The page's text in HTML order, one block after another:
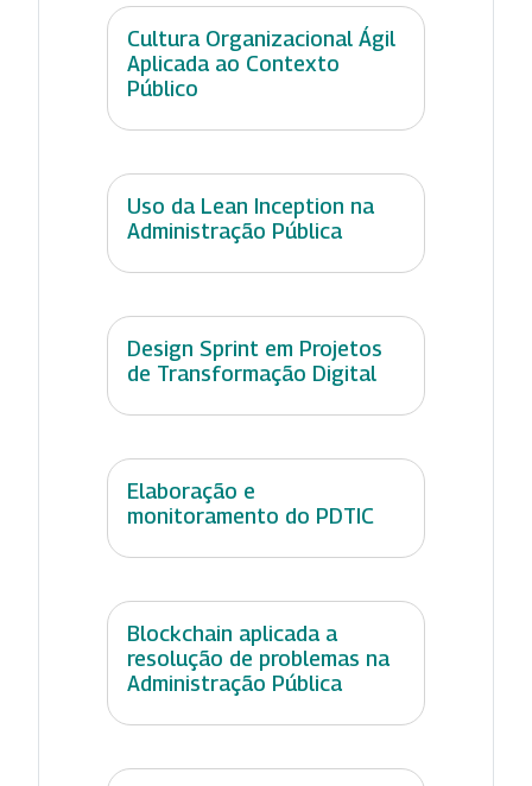
Cultura Organizacional Ágil
Aplicada ao Contexto
Público
Uso da Lean Inception na
Administração Pública
Design Sprint em Projetos
de Transformação Digital
Elaboração e
monitoramento do PDTIC
Blockchain aplicada a
resolução de problemas na
Administração Pública